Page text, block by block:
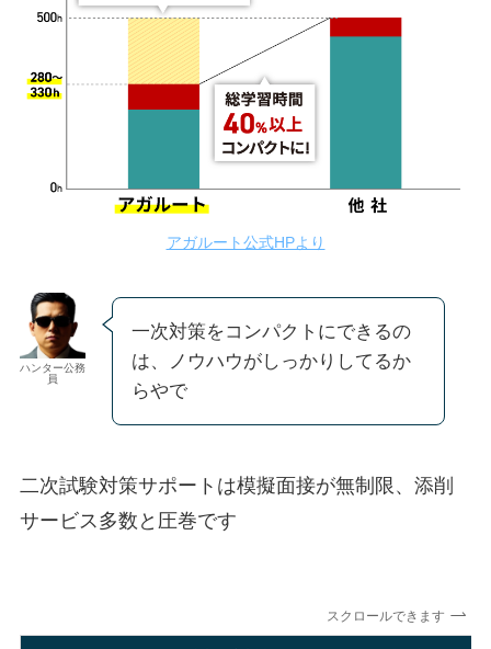
アガルート公式HPより
ハンター公務
員
一次対策をコンパクトにできるの
は、ノウハウがしっかりしてるか
らやで
二次試験対策サポートは模擬面接が無制限 、 添削
サービス多数 と圧巻です
スクロールできます